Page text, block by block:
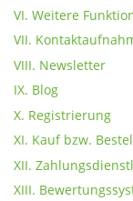
VI. Weitere
VII.
VIII. Newsletter
IX. Blog
X. Registrierung
XI. Kauf bzw.
XII.
XIII.